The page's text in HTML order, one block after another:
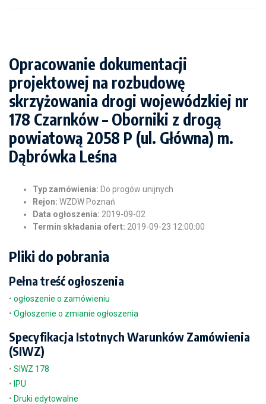
Opracowanie dokumentacji
projektowej na rozbudowę
skrzyżowania drogi wojewódzkiej nr
178 Czarnków – Oborniki z drogą
powiatową 2058 P (ul. Główna) m.
Dąbrówka Leśna
Typ zamówienia: Do progów unijnych
Rejon: WZDW Poznań
Data ogłoszenia: 2019-09-02
Termin składania ofert: 2019-09-23 12:00:00
Pliki do pobrania
Pełna treść ogłoszenia
• ogłoszenie o zamówieniu
• Ogłoszenie o zmianie ogłoszenia
Specyfikacja Istotnych Warunków Zamówienia
(SIWZ)
• SIWZ 178
• IPU
• Druki edytowalne